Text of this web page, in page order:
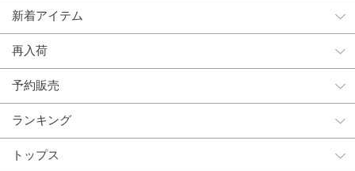
新着アイテム
再入荷
予約販売
ランキング
トップス